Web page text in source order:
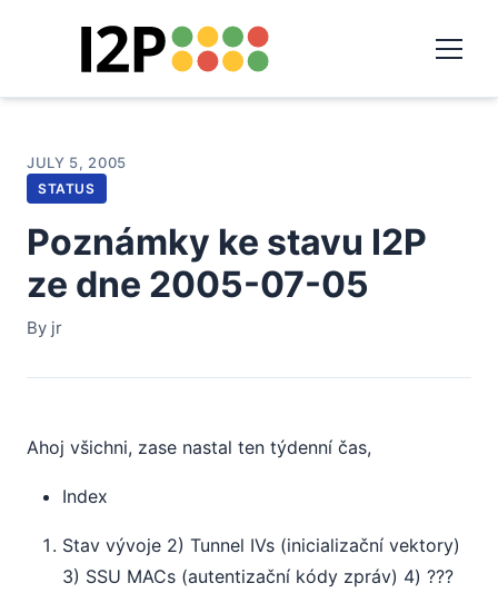
JULY 5, 2005
STATUS
Poznámky ke stavu I2P
ze dne 2005-07-05
By jr
Ahoj všichni, zase nastal ten týdenní čas,
Index
Stav vývoje 2) Tunnel IVs (inicializační vektory)
3) SSU MACs (autentizační kódy zpráv) 4) ???